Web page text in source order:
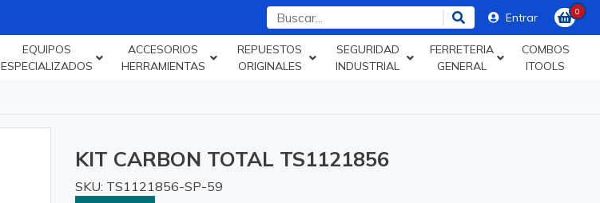
Entrar 0
EQUIPOS
ESPECIALIZADOS
ACCESORIOS
HERRAMIENTAS
REPUESTOS
ORIGINALES
SEGURIDAD
INDUSTRIAL
FERRETERIA
GENERAL
COMBOS
ITOOLS
KIT CARBON TOTAL TS1121856
SKU: TS1121856-SP-59